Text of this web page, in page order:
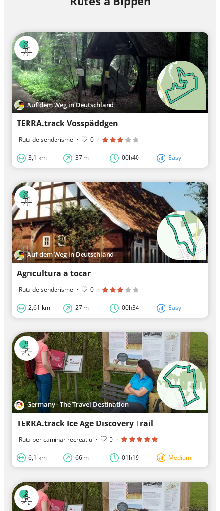
Auf dem Weg in Deutschland
TERRA.track Vosspäddgen
Ruta de senderisme · 0 ·
3,1 km 37 m 00h40 Easy
Auf dem Weg in Deutschland
Agricultura a tocar
Ruta de senderisme · 0 ·
2,61 km 27 m 00h34 Easy
Germany - The Travel Destination
TERRA.track Ice Age Discovery Trail
Ruta per caminar recreatiu · 0 ·
6,1 km 66 m 01h19 Medium